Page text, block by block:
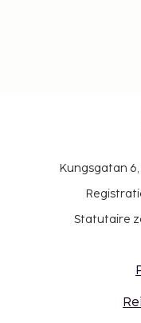
Kungsgatan 6,
Statutaire